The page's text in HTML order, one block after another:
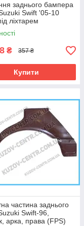
заднього бампера
Swift '05-10
ліхтарем
₴ 357 ₴
Купити
частина заднього
Swift-96,
арка, права (FPS)